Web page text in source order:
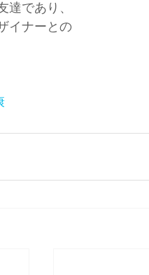
達であり、
イナーとの